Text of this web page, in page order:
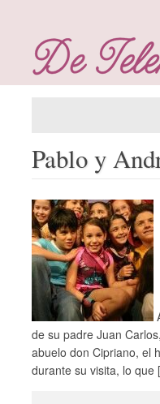
Pablo y
de su padre Juan
abuelo don Cipriano, el
durante su visita, lo